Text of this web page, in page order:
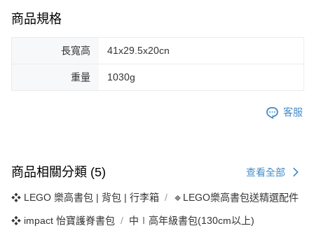
商品規格
長寬高 41x29.5x20cn
重量 1030g
客服
商品相關分類 (5) 查看全部
❖ LEGO 樂高書包 | 背包 | 行李箱 🔹LEGO樂高書包送精選配件
❖ impact 怡寶護脊書包 中∣高年級書包(130cm以上)